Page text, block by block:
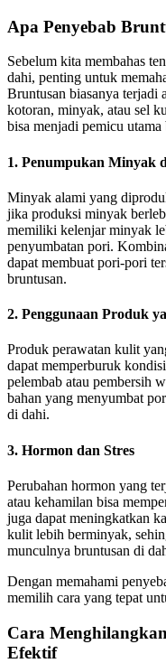
Apa Penyebab
Sebelum kita membahas
dahi, penting untuk
Bruntusan biasanya terjadi
kotoran, minyak, atau sel
bisa menjadi pemicu
1. Penumpukan Minyak
Minyak alami yang
jika produksi minyak
memiliki kelenjar minyak
penyumbatan pori.
dapat membuat pori-pori
bruntusan.
2. Penggunaan Produk
Produk perawatan kulit
dapat memperburuk
pelembab atau pembersih
bahan yang menyumbat
di dahi.
3. Hormon dan Stres
Perubahan hormon yang
atau kehamilan bisa
juga dapat meningkatkan
kulit lebih berminyak,
munculnya bruntusan di
Dengan memahami
memilih cara yang tepat
Cara
Efektif